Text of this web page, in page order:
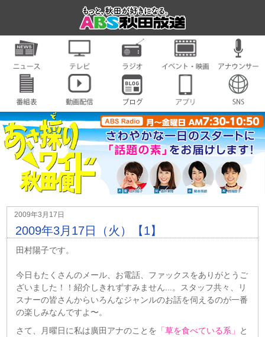
2009年3月17日
2009年3月17日（火）【1】
田村陽子です。
今日もたくさんのメール、お電話、ファックスをありがとうご
ざいました！！紹介しきれずすみません...。スタッフ共々、リ
スナーの皆さんからいろんなジャンルのお話を伺えるのが一番
の楽しみなんですよ〜。
さて、月曜日に私は廣田アナのことを 「草を食べている系」
と